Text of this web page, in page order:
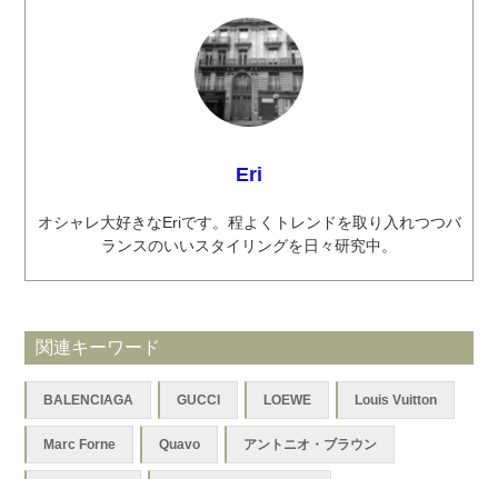
Eri
オシャレ大好きなEriです。程よくトレンドを取り入れつつバ
ランスのいいスタイリングを日々研究中。
関連キーワード
BALENCIAGA GUCCI LOEWE Louis Vuitton
Marc Forne Quavo アントニオ・ブラウン